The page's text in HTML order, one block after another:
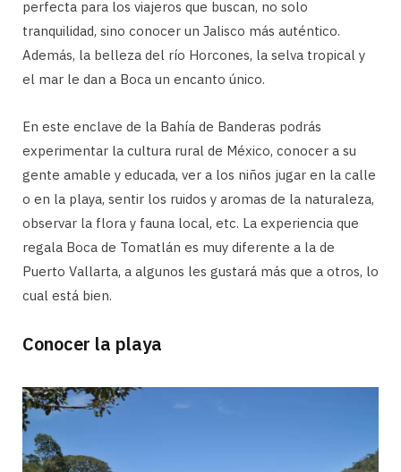
perfecta para los viajeros que buscan, no solo
tranquilidad, sino conocer un Jalisco más auténtico.
Además, la belleza del río Horcones, la selva tropical y
el mar le dan a Boca un encanto único.
En este enclave de la Bahía de Banderas podrás
experimentar la cultura rural de México, conocer a su
gente amable y educada, ver a los niños jugar en la calle
o en la playa, sentir los ruidos y aromas de la naturaleza,
observar la flora y fauna local, etc. La experiencia que
regala Boca de Tomatlán es muy diferente a la de
Puerto Vallarta, a algunos les gustará más que a otros, lo
cual está bien.
Conocer la playa